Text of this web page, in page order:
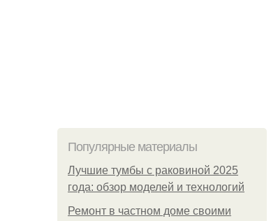
Популярные материалы
Лучшие тумбы с раковиной 2025
года: обзор моделей и технологий
Ремонт в частном доме своими